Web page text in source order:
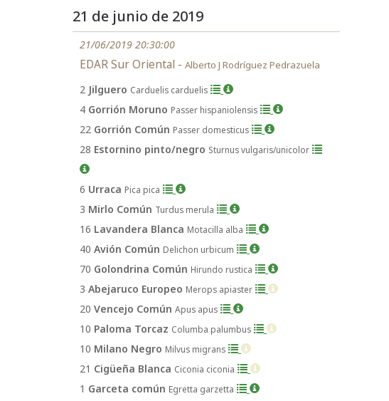
21 de junio de 2019
21/06/2019 20:30:00
EDAR Sur Oriental - Alberto J Rodríguez Pedrazuela
2 Jilguero Carduelis carduelis
4 Gorrión Moruno Passer hispaniolensis
22 Gorrión Común Passer domesticus
28 Estornino pinto/negro Sturnus vulgaris/unicolor
6 Urraca Pica pica
3 Mirlo Común Turdus merula
16 Lavandera Blanca Motacilla alba
40 Avión Común Delichon urbicum
70 Golondrina Común Hirundo rustica
3 Abejaruco Europeo Merops apiaster
20 Vencejo Común Apus apus
10 Paloma Torcaz Columba palumbus
10 Milano Negro Milvus migrans
21 Cigüeña Blanca Ciconia ciconia
1 Garceta común Egretta garzetta